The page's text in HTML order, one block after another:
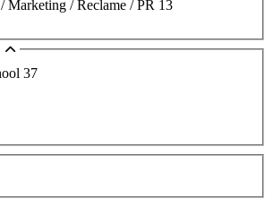
Marketing / Reclame / PR 13
37